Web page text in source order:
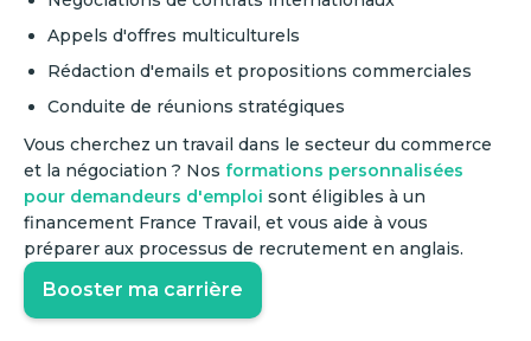
Appels d'offres multiculturels
Rédaction d'emails et propositions commerciales
Conduite de réunions stratégiques
Vous cherchez un travail dans le secteur du commerce
et la négociation ? Nos formations personnalisées
pour demandeurs d'emploi sont éligibles à un
financement France Travail, et vous aide à vous
préparer aux processus de recrutement en anglais.
Booster ma carrière